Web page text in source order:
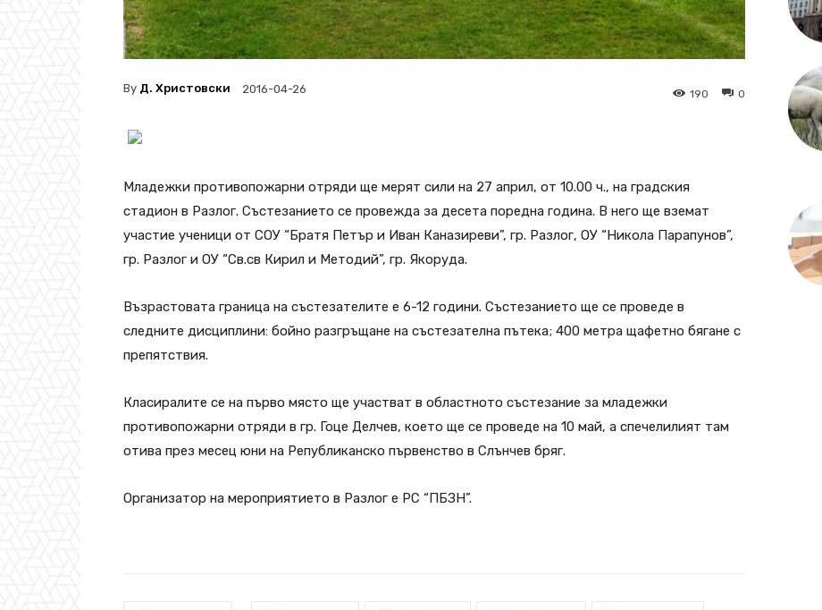
By Д. Христовски 2016-04-26 0
190
Младежки противопожарни отряди ще мерят сили на 27 април, от 10.00 ч., на градския
стадион в Разлог. Състезанието се провежда за десета поредна година. В него ще вземат
участие ученици от СОУ “Братя Петър и Иван Каназиреви”, гр. Разлог, ОУ “Никола Парапунов”,
гр. Разлог и ОУ “Св.св Кирил и Методий”, гр. Якоруда.
Възрастовата граница на състезателите е 6-12 години. Състезанието ще се проведе в
следните дисциплини: бойно разгръщане на състезателна пътека; 400 метра щафетно бягане с
препятствия.
Класиралите се на първо място ще участват в областното състезание за младежки
противопожарни отряди в гр. Гоце Делчев, което ще се проведе на 10 май, а спечелилият там
отива през месец юни на Републиканско първенство в Слънчев бряг.
Организатор на мероприятието в Разлог е РС “ПБЗН”.